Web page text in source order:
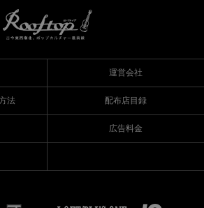
運営会社
法 配布店目録
広告料金